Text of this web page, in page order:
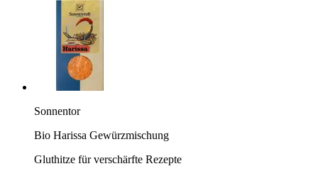
Sonnentor
Bio Harissa Gewürzmischung
Gluthitze für verschärfte Rezepte